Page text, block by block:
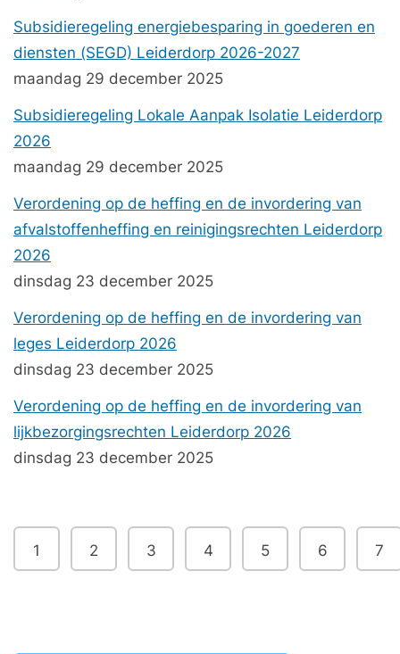
Subsidieregeling energiebesparing in goederen en
diensten (SEGD) Leiderdorp 2026-2027
maandag 29 december 2025
Subsidieregeling Lokale Aanpak Isolatie Leiderdorp
2026
maandag 29 december 2025
Verordening op de heffing en de invordering van
afvalstoffenheffing en reinigingsrechten Leiderdorp
2026
dinsdag 23 december 2025
Verordening op de heffing en de invordering van
leges Leiderdorp 2026
dinsdag 23 december 2025
Verordening op de heffing en de invordering van
lijkbezorgingsrechten Leiderdorp 2026
dinsdag 23 december 2025
1 2 3 4 5 6 7